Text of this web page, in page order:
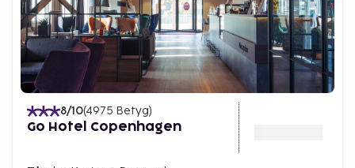
8/10(4975 Betyg)
Go Hotel Copenhagen